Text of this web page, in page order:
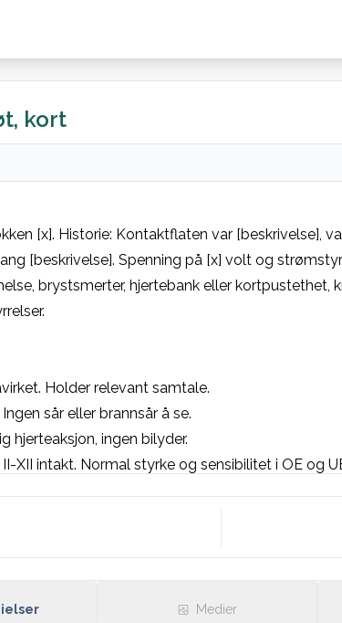
kort
[x]. Historie: Kontaktflaten var [beskrivelse],
[beskrivelse]. Spenning på [x] volt og
brystsmerter, hjertebank eller kortpustethet,
Holder relevant samtale.
Ingen sår eller brannsår å se.
hjerteaksjon, ingen bilyder.
XII intakt. Normal styrke og sensibilitet i OE og
Medier